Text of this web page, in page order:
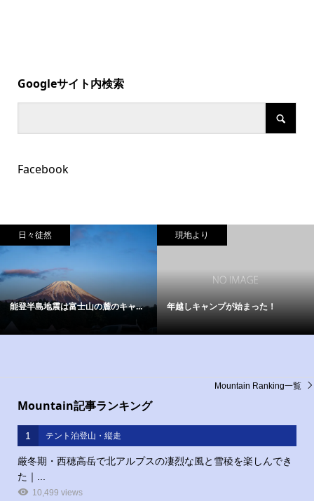
Googleサイト内検索
Facebook
現地より
ふもとっぱらに来た
シュラフ
冬の外寝にダウンシューズが最強...
Mountain記事ランキング
1 テント泊登山・縦走
厳冬期・西穂高岳で北アルプスの凄烈な風と雪稜を楽しんでき
た｜...
10,499 views
Mountain Ranking一覧